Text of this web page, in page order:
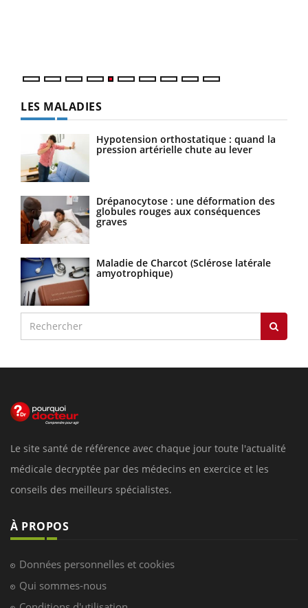
LES MALADIES
Hypotension orthostatique : quand la
pression artérielle chute au lever
Drépanocytose : une déformation des
globules rouges aux conséquences
graves
Maladie de Charcot (Sclérose latérale
amyotrophique)
Le site santé de référence avec chaque jour toute l'actualité
médicale decryptée par des médecins en exercice et les
conseils des meilleurs spécialistes.
À PROPOS
Données personnelles et cookies
Qui sommes-nous